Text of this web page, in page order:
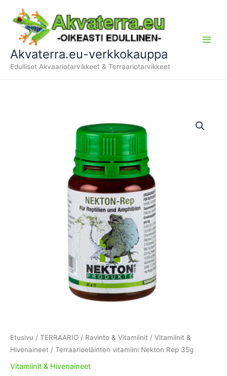
sisältöön
Akvaterra.eu-verkkokauppa
Edulliset Akvaariotarvikkeet & Terraariotarvikkeet
Etusivu / TERRAARIO / Ravinto & Vitamiinit / Vitamiinit &
Hivenaineet / Terraarioeläinten vitamiini Nekton Rep 35g
Vitamiinit & Hivenaineet